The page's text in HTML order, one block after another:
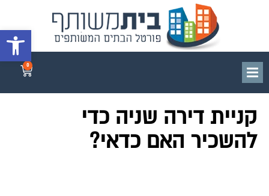
פתח
0
קניית דירה שניה כדי
להשכיר האם כדאי?